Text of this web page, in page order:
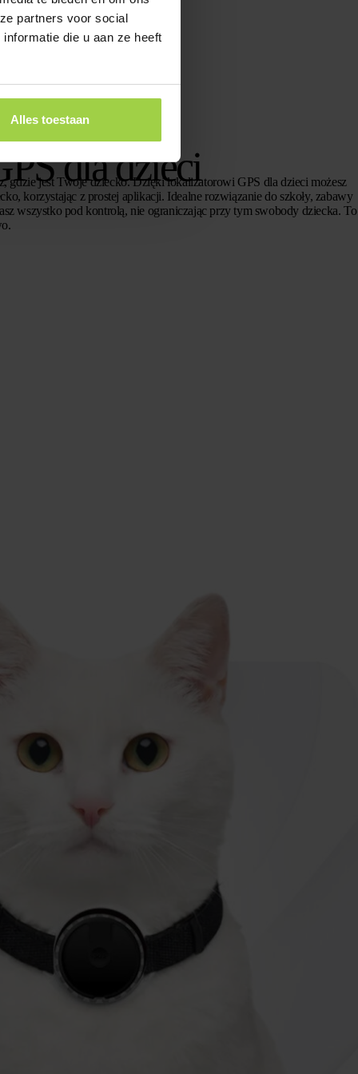
partners voor social
die u aan ze heeft
Alles toestaan
dla dzieci
gdzie jest Twoje dziecko. Dzięki lokalizatorowi GPS dla dzieci możesz
korzystając z prostej aplikacji. Idealne rozwiązanie do szkoły, zabawy
wszystko pod kontrolą, nie ograniczając przy tym swobody dziecka. To